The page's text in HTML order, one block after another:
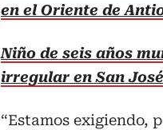
en el Oriente de
Niño de seis años
irregular en San
“Estamos exigiendo,